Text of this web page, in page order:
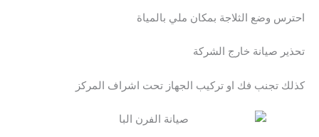
احترس وضع الثلاجة بمكان ملي بالمياة
تحذير صيانة خارج الشركة
كذلك تجنب فك او تركيب الجهاز تحت اشراف المركز